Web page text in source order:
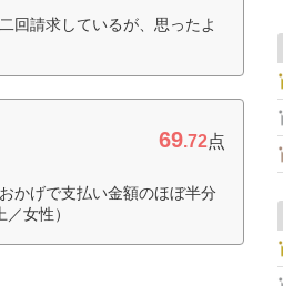
回請求しているが、思ったよ
69.72点
かげで支払い金額のほぼ半分
女性）